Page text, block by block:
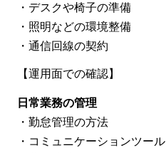
・デスクや椅子の準備
・照明などの環境整備
・通信回線の契約
【運用面での確認】
日常業務の管理
・勤怠管理の方法
・コミュニケーションツール